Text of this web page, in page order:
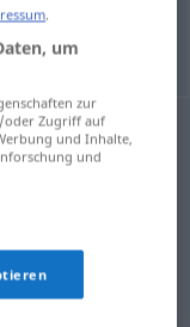
um
zur
oder Zugriff auf
und Inhalte,
und